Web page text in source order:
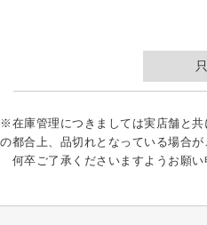
※在庫管理につきましては実店舗と
の都合上、品切れとなっている場合が
何卒ご了承くださいますようお願い